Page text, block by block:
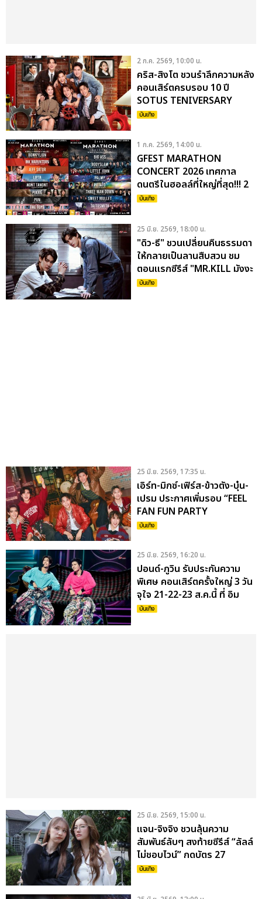
2 ก.ค. 2569, 10:00 น.
คริส-สิงโต ชวนรำลึกความหลัง
คอนเสิร์ตครบรอบ 10 ปี
SOTUS TENIVERSARY
CONCERT กดบัตร 5 ก.ค.นี้
บันเทิง
1 ก.ค. 2569, 14:00 น.
GFEST MARATHON
CONCERT 2026 เทศกาล
ดนตรีในฮอลล์ที่ใหญ่ที่สุด!!! 2
วัน 16 คอนเสิร์ต กดบัตรพร้อม
บันเทิง
25 มิ.ย. 2569, 18:00 น.
"ดิว-ธี" ชวนเปลี่ยนคืนธรรมดา
ให้กลายเป็นลานสืบสวน ชม
ตอนแรกซีรีส์ "MR.KILL มังงะ
สั่งตาย" ในงาน “MR.KILL มัง
บันเทิง
25 มิ.ย. 2569, 17:35 น.
เอิร์ท-มิกซ์-เฟิร์ส-ข้าวตัง-บุ๋น-
เปรม ประกาศเพิ่มรอบ “FEEL
FAN FUN PARTY
CONCERT” 25 - 26 ก.ค. กด
บันเทิง
25 มิ.ย. 2569, 16:20 น.
ปอนด์-ภูวิน รับประกันความ
พิเศษ คอนเสิร์ตครั้งใหญ่ 3 วัน
จุใจ 21-22-23 ส.ค.นี้ ที่ อิม
แพ็ค อารีน่า กดบัตร 28 มิ.ย.
บันเทิง
25 มิ.ย. 2569, 15:00 น.
แจน-จิงจิง ชวนลุ้นความ
สัมพันธ์ลับๆ สงท้ายซีรีส์ “ลัลล์
ไม่ชอบไวน์” กดบัตร 27
มิถุนายนนี้
บันเทิง